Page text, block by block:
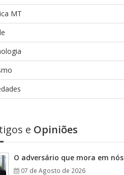
MT
e Opiniões
O adversário que mora em nós
07 de Agosto de 2026